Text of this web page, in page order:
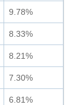
9.78%
8.33%
8.21%
7.30%
6.81%